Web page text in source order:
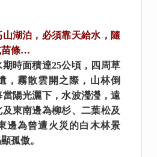
湖泊，必須靠天給水，隨
苗條…
時面積達25公頃，四周草
，霧散雲開之際，山林倒
陽光灑下，水波瀅瀅，遠
東南邊為柳杉、二葉松及
邊為曾遭火災的白木林景
孤傲。